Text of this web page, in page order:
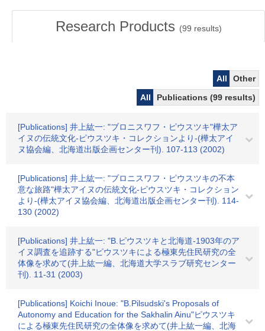
Research Products (99 results)
All
Other
All
Publications (99 results)
[Publications] 井上紘一: "ブロニスワフ・ピウスツキ"樺太ア
イヌの伝統文化-ピウスツキ・コレクションより-(樺太アイ
ヌ協会編、北海道出版企画センター刊). 107-113 (2002)
[Publications] 井上紘一: "ブロニスワフ・ピウスツキの不本
意な旅路"樺太アイヌの伝統文化-ピウスツキ・コレクション
より-(樺太アイヌ協会編、北海道出版企画センター刊). 114-
130 (2002)
[Publications] 井上紘一: "B.ピウスツキと北海道-1903年のア
イヌ調査を追跡する"ピウスツキによる極東先住民研究の全
体像を求めて(井上紘一編、北海道大学スラブ研究センター
刊). 11-31 (2003)
[Publications] Koichi Inoue: "B.Pilsudski's Proposals of
Autonomy and Education for the Sakhalin Ainu"ピウスツキ
による極東先住民研究の全体像を求めて(井上紘一編、北海